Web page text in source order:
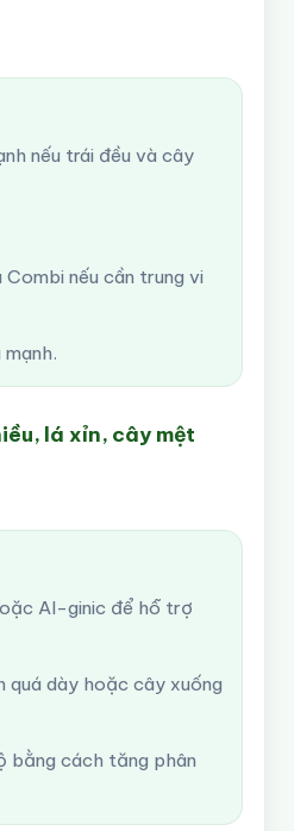
nếu trái đều và cây
nếu cần trung vi
lá xỉn, cây mệt
Al-ginic để hỗ trợ
quá dày hoặc cây xuống
bằng cách tăng phân